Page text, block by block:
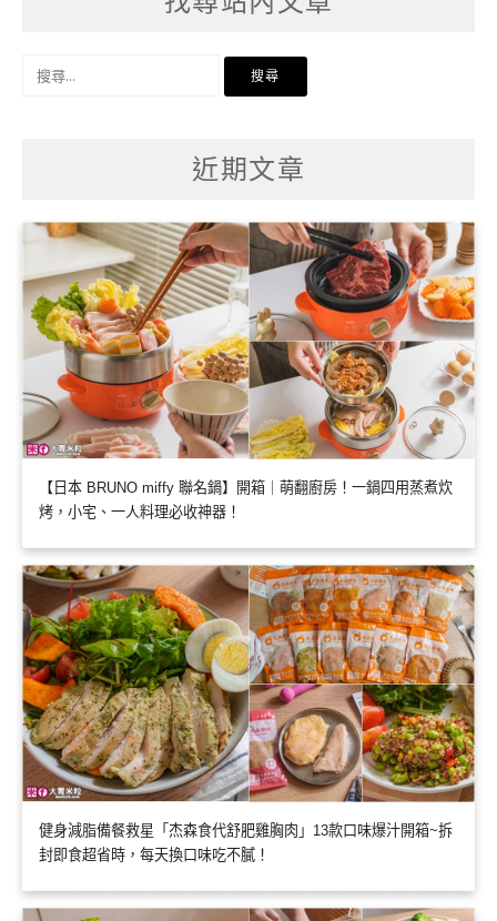
近期文章
【日本 BRUNO miffy 聯名鍋】開箱｜萌翻廚房！一鍋四用蒸煮炊
烤，小宅、一人料理必收神器！
健身減脂備餐救星「杰森食代舒肥雞胸肉」13款口味爆汁開箱~拆
封即食超省時，每天換口味吃不膩！